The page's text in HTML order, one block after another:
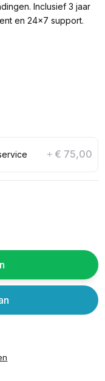
Inclusief 3 jaar
en 24x7 support.
+ € 75,00